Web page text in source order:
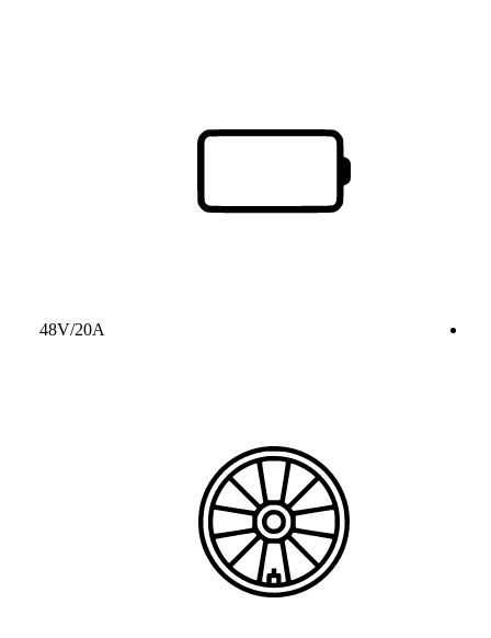
48V/20A